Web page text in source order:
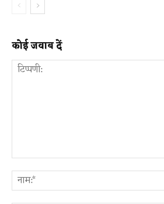
कोई जवाब दें